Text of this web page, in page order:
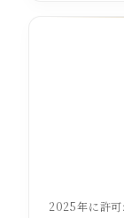
2025年に許